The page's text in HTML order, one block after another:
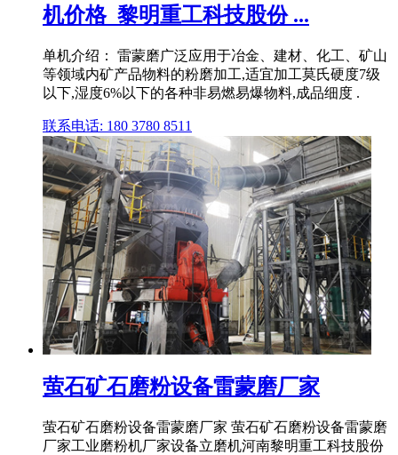
机价格_黎明重工科技股份 ...
单机介绍： 雷蒙磨广泛应用于冶金、建材、化工、矿山
等领域内矿产品物料的粉磨加工,适宜加工莫氏硬度7级
以下,湿度6%以下的各种非易燃易爆物料,成品细度 .
联系电话: 180 3780 8511
萤石矿石磨粉设备雷蒙磨厂家
萤石矿石磨粉设备雷蒙磨厂家 萤石矿石磨粉设备雷蒙磨
厂家工业磨粉机厂家设备立磨机河南黎明重工科技股份